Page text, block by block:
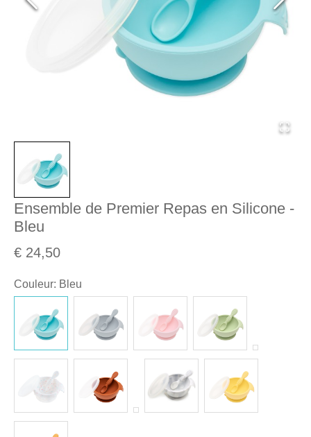
Ensemble de Premier Repas en Silicone -
Bleu
€ 24,50
Couleur: Bleu